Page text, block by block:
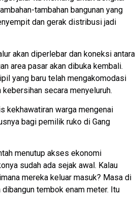
tambahan bangunan yang
dan gerak distribusi jadi
akan diperlebar dan koneksi antara
area pasar akan dibuka kembali.
yang baru telah mengakomodasi
secara menyeluruh.
kekhawatiran warga mengenai
bagi pemilik ruko di Gang
menutup akses ekonomi
sudah ada sejak awal. Kalau
mereka keluar masuk? Masa di
tembok enam meter. Itu